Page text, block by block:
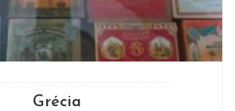
Grécia